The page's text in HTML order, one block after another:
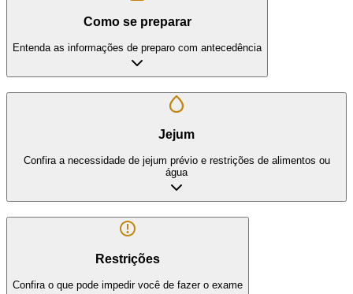
Como se preparar
Entenda as informações de preparo com antecedência
Jejum
Confira a necessidade de jejum prévio e restrições de alimentos ou
água
Restrições
Confira o que pode impedir você de fazer o exame